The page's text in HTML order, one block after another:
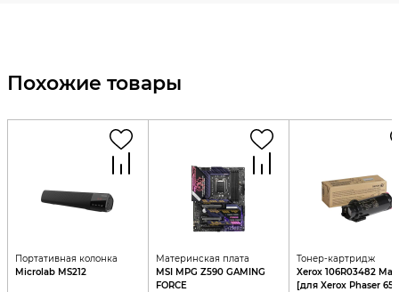
Похожие товары
Портативная колонка
Microlab MS212
Материнская плата
MSI MPG Z590 GAMING
FORCE
Тонер-картридж
Xerox 106R03482
[для Xerox Phaser